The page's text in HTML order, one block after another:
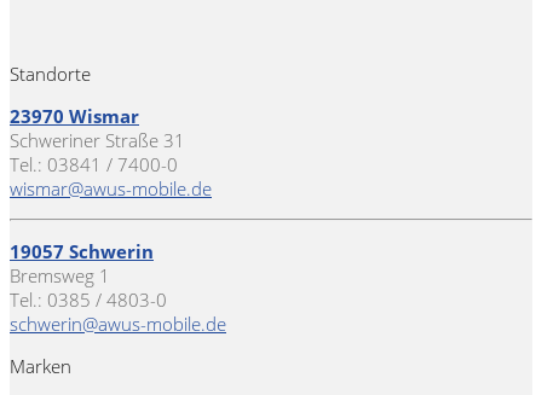
Standorte
23970 Wismar
Schweriner Straße 31
Tel.: 03841 / 7400-0
wismar@awus-mobile.de
19057 Schwerin
Bremsweg 1
Tel.: 0385 / 4803-0
schwerin@awus-mobile.de
Marken